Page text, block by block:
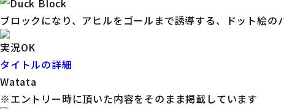
ブロックになり、アヒルをゴールまで誘導する、ドット絵の
実況OK
タイトルの詳細
Watata
※エントリー時に頂いた内容をそのまま掲載しています